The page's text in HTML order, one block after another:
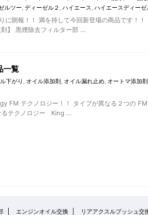
ルツー, ディーゼル２ , ハイエース, ハイエースディーゼ
に朗報！！ 満を持して今回新登場の商品です
】 黒煙除去フィルター部 ...
一覧
下がり , オイル添加剤, オイル漏れ止め, オートマ添加剤
FM テクノロジー！！ タイプが異なる２つの
るテクノロジー King ...
エンジンオイル交換 リアアクスルブッシュ交